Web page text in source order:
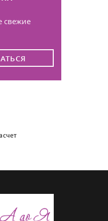
свежие